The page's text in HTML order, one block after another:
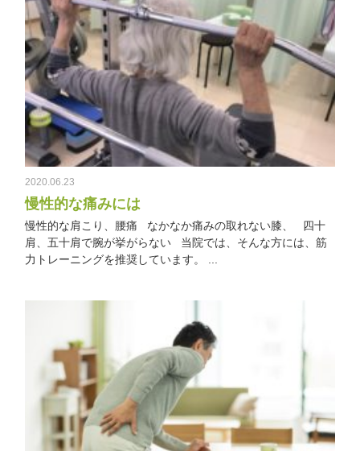
2020.06.23
慢性的な痛みには
慢性的な肩こり、腰痛 なかなか痛みの取れない膝、 四十
肩、五十肩で腕が挙がらない 当院では、そんな方には、筋
力トレーニングを推奨しています。 ...